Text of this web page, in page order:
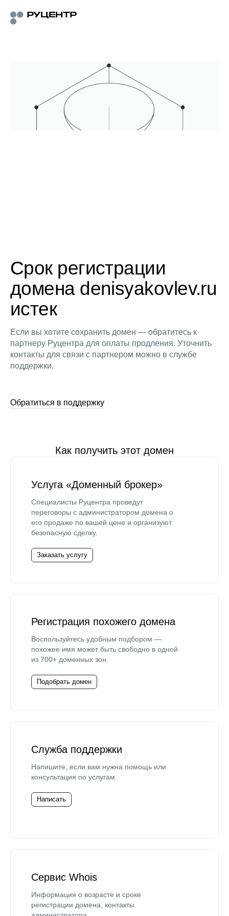
Срок регистрации
домена denisyakovlev.ru
истек
Если вы хотите сохранить домен — обратитесь к
партнеру Руцентра для оплаты продления. Уточнить
контакты для связи с партнером можно в службе
поддержки.
Обратиться в поддержку
Как получить этот домен
Услуга «Доменный брокер»
Специалисты Руцентра проведут
переговоры с администратором домена о
его продаже по вашей цене и организуют
безопасную сделку.
Заказать услугу
Регистрация похожего домена
Воспользуйтесь удобным подбором —
похожее имя может быть свободно в одной
из 700+ доменных зон.
Подобрать домен
Служба поддержки
Напишите, если вам нужна помощь или
консультация по услугам.
Написать
Сервис Whois
Информация о возрасте и сроке
регистрации домена, контакты